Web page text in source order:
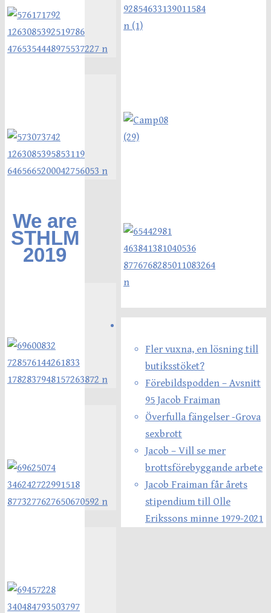
We are
STHLM
2019
Fler vuxna, en lösning till
butiksstöket?
Förebildspodden – Avsnitt
95 Jacob Fraiman
Överfulla fängelser -Grova
sexbrott
Jacob – Vill se mer
brottsförebyggande arbete
Jacob Fraiman får årets
stipendium till Olle
Erikssons minne 1979-2021